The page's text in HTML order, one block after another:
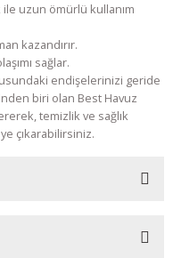
ile uzun ömürlü kullanım
kazandırır.
sağlar.
endişelerinizi geride
biri olan Best Havuz
temizlik ve sağlık
çıkarabilirsiniz.